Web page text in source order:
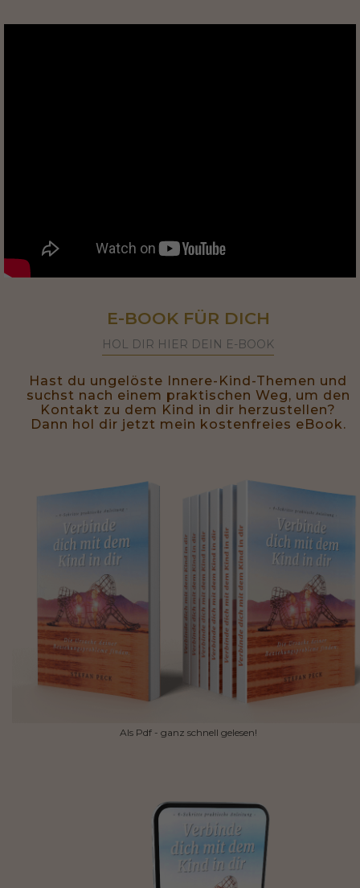
E-BOOK FÜR DICH
HOL DIR HIER DEIN E-BOOK
Hast du ungelöste Innere-Kind-Themen und
suchst nach einem praktischen Weg, um den
Kontakt zu dem Kind in dir herzustellen?
Dann hol dir jetzt mein kostenfreies eBook.
Als Pdf - ganz schnell gelesen!